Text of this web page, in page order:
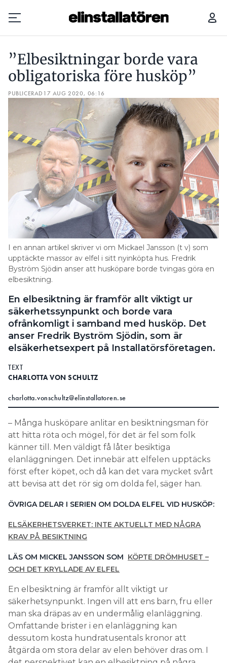
Prenumerera
Hantera prenumeration
Lediga jobb
Annonsera
Läs E-tidningen
Om tidningen
Kontakt
Personuppgifter
”Elbesiktningar borde vara
obligatoriska före husköp”
PUBLICERAD 17 AUG 2020, 06:16
I en annan artikel skriver vi om Mickael Jansson (t v) som
upptäckte massor av elfel i sitt nyinköpta hus. Fredrik
Byström Sjödin anser att husköpare borde tvingas göra en
elbesiktning.
En elbesiktning är framför allt viktigt ur
säkerhetssynpunkt och borde vara
ofrånkomligt i samband med husköp. Det
anser Fredrik Byström Sjödin, som är
elsäkerhetsexpert på Installatörsföretagen.
TEXT
CHARLOTTA VON SCHULTZ
charlotta.vonschultz@elinstallatoren.se
– Många husköpare anlitar en besiktningsman för
att hitta röta och mögel, för det är fel som folk
känner till. Men väldigt få låter besiktiga
elanläggningen. Det innebär att elfelen upptäcks
först efter köpet, och då kan det vara mycket svårt
att bevisa att det rör sig om dolda fel, säger han.
ÖVRIGA DELAR I SERIEN OM DOLDA ELFEL VID HUSKÖP:
ELSÄKERHETSVERKET: INTE AKTUELLT MED NÅGRA
KRAV PÅ BESIKTNING
LÄS OM MICKEL JANSSON SOM KÖPTE DRÖMHUSET –
OCH DET KRYLLADE AV ELFEL
En elbesiktning är framför allt viktigt ur
säkerhetsynpunkt. Ingen vill att ens barn, fru eller
man ska dräpas av en undermålig elanläggning.
Omfattande brister i en elanläggning kan
dessutom kosta hundratusentals kronor att
åtgärda om stora delar av elen behöver dras om. I
LÅT